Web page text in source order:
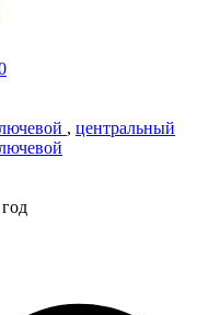
, центральный